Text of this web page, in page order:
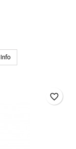
Info
favorite_border